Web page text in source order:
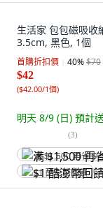
生活家 包包磁吸收
3.5cm, 黑色, 1個
首購折扣價 40%$70
$42
($42.00/1個)
明天 8/9 (日) 預計
(3)
满 $1,500 再省
$1 酷澎幣回饋